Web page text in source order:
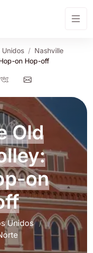
Unidos
Nashville
on Hop-off
Old
on
Unidos